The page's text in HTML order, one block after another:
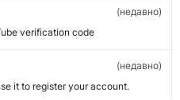
verification code
недавно
it to register your account.
недавно